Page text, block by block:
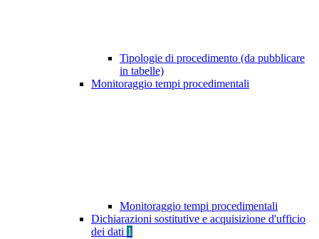
Tipologie di procedimento (da pubblicare
in tabelle)
Monitoraggio tempi procedimentali
Monitoraggio tempi procedimentali
Dichiarazioni sostitutive e acquisizione d'ufficio
dei dati 1